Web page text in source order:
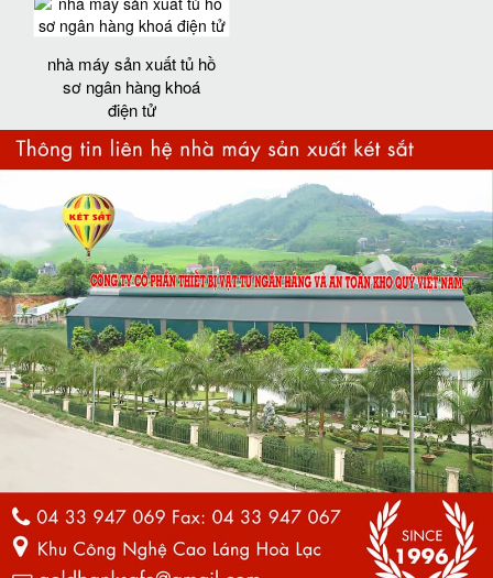
nhà máy sản xuất tủ hồ
sơ ngân hàng khoá
điện tử